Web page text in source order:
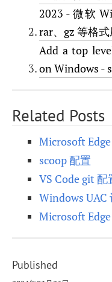
2023 - 微软
rar、gz 等格
Add a top
on Windows -
Related Posts
Microsoft
scoop 配置
VS Code git 配
Windows UAC
Microsoft
Published